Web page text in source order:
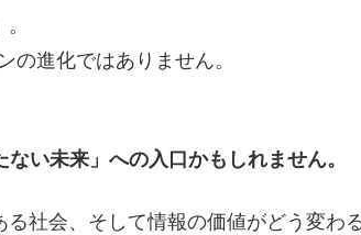
の進化ではありません。
い未来」への入口かもしれません。
社会、そして情報の価値がどう変わ